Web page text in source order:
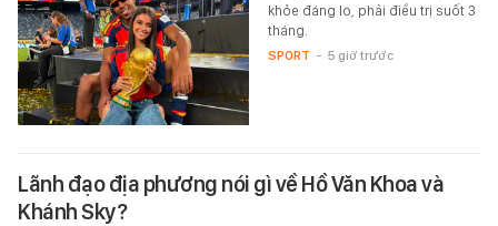
khỏe đáng lo, phải điều trị suốt 3
tháng.
SPORT - 5 giờ trước
Lãnh đạo địa phương nói gì về Hồ Văn Khoa và
Khánh Sky?